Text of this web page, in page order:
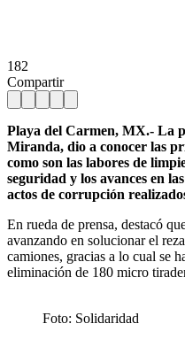
182
Compartir
Playa del Carmen, MX.- La
Miranda, dio a conocer las
como son las labores de
seguridad y los avances en
actos de corrupción
En rueda de prensa, destacó
avanzando en solucionar el
camiones, gracias a lo cual se
eliminación de 180 micro
Foto: Solidaridad